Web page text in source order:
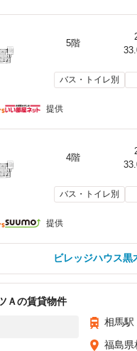
5階
バス・トイレ別
提供
4階
バス・トイレ別
提供
ビレッジハウス黒
Ａの賃貸物件
相馬駅
福島県